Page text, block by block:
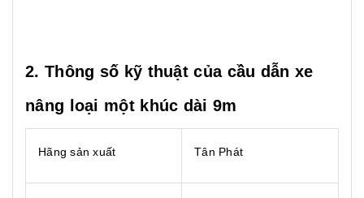
2. Thông số kỹ thuật của cầu dẫn xe
nâng loại một khúc dài 9m
Hãng sản xuất Tân Phát